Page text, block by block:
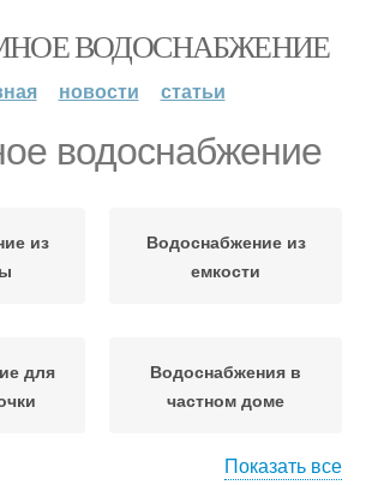
ВОДОСНАБЖЕНИЕ
новости статьи
водоснабжение
из
Водоснабжение из
емкости
для
Водоснабжения в
частном доме
Показать все